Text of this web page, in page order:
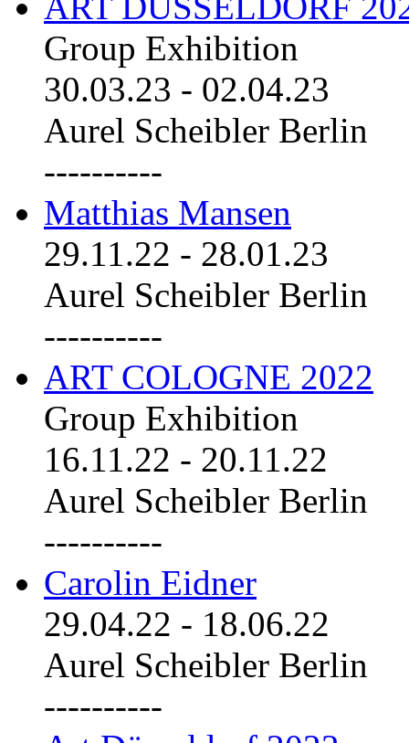
Group Exhibition
30.03.23 - 02.04.23
Aurel Scheibler Berlin
----------
Matthias Mansen
29.11.22 - 28.01.23
Aurel Scheibler Berlin
----------
ART COLOGNE 2022
Group Exhibition
16.11.22 - 20.11.22
Aurel Scheibler Berlin
----------
Carolin Eidner
29.04.22 - 18.06.22
Aurel Scheibler Berlin
----------